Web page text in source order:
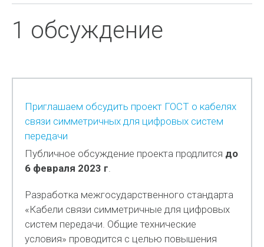
1 обсуждение
Приглашаем обсудить проект ГОСТ о кабелях
связи симметричных для цифровых систем
передачи
Публичное обсуждение проекта продлится до
6 февраля 2023 г.
Разработка межгосударственного стандарта
«Кабели связи симметричные для цифровых
систем передачи. Общие технические
условия» проводится с целью повышения